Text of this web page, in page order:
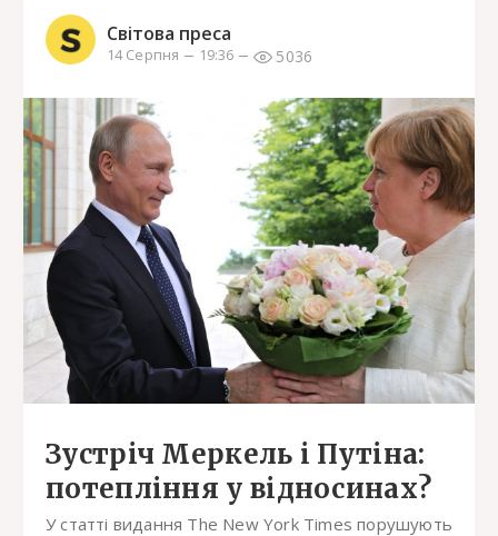
Світова преса
14 Серпня 19:36 5036
Зустріч Меркель і Путіна:
потепління у відносинах?
У статті видання The New York Times порушують